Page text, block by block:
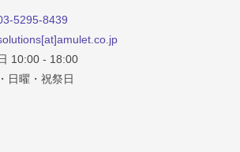
5295-8439
10:00 - 18:00
日曜・祝祭日